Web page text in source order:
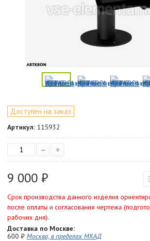
Доступен на заказ
Артикул: 115932
– +
9 000 ₽
Срок производства данного изделия
после оплаты и согласования чертежа
рабочих дня).
Доставка по Москве:
600 ₽ Москва, в пределах МКАД